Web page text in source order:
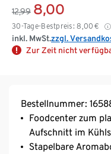
12,99 8,00
30-Tage-Bestpreis: 8,00 €
inkl. MwSt.zzgl.
Zur Zeit nicht
Bestellnummer:
Foodcenter zum
Aufschnitt im
Stapelbare